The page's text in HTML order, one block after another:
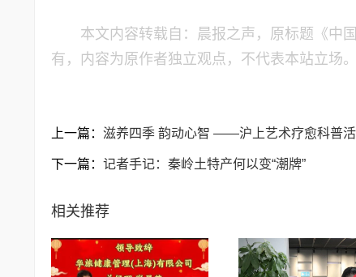
本文内容转载自：晨报之声，原标题《​中
有，内容为原作者独立观点，不代表本站立场
上一篇： 滋养四季 韵动心智 ——沪上艺术疗愈科普
下一篇： 记者手记：秦岭土特产何以变“潮牌”
相关推荐